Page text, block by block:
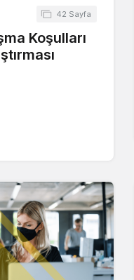
42 Sayfa
Koşulları